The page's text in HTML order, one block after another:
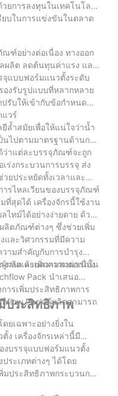
ยการลงทุนในเทคโนโลยี
ยบในการแข่งขันในตลาด
ฑ์อย่างต่อเนื่อง ทางออก
ผลิต ลดต้นทุนค่าแรง และ
จุแบบฟอร์มแนวตั้งระดับ
องรับรูปแบบที่หลากหลาย
ปรับให้เข้ากับข้อกำหนด
วร์
ล้ำสมัยเพื่อให้แน่ใจว่าน้ำ
ไปตามมาตรฐานด้านกฎ
ว่าแต่ละบรรจุภัณฑ์จะถูก
ร่งกระบวนการบรรจุ ส่ง
ยประหยัดทั้งเวลาและ
ารไหลเวียนของบรรจุภัณฑ์
ที่สุดได้ เครื่องจักรนี้ใช้งาน
ไทม์ได้อย่างง่ายดาย ด้วย
ลิตภัณฑ์ต่างๆ ซึ่งช่วยเพิ่ม
และวิศวกรรมที่มีความ
วามสำคัญกับการบำรุง
านและเพิ่มความต่อเนื่อง
ผลิต ด้วยความสามารถใน
Pack นำเสนอ
ารเพิ่มประสิทธิภาพการ
Pack ผู้ผลิตสามารถ
ประสิทธิภาพ
ยเฉพาะอย่างยิ่งใน
เครื่องจักรเหล่านี้มี
งบรรจุแบบฟอร์มแนวตั้ง
ระเภทต่างๆ ได้โดย
มประสิทธิภาพกระบวนการ